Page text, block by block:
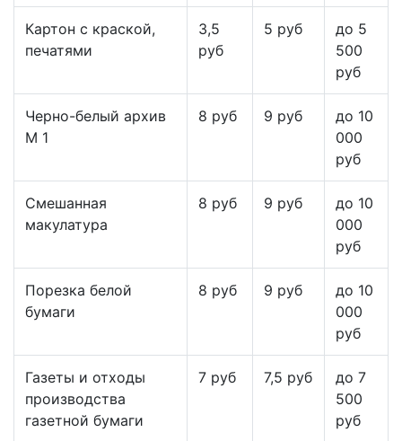
Картон с краской,
печатями
3,5
руб
5 руб
до 5
500
руб
Черно-белый архив
М 1
8 руб 9 руб
до 10
000
руб
Смешанная
макулатура
8 руб 9 руб
до 10
000
руб
Порезка белой
бумаги
8 руб 9 руб
до 10
000
руб
Газеты и отходы
производства
газетной бумаги
7 руб 7,5 руб
до 7
500
руб